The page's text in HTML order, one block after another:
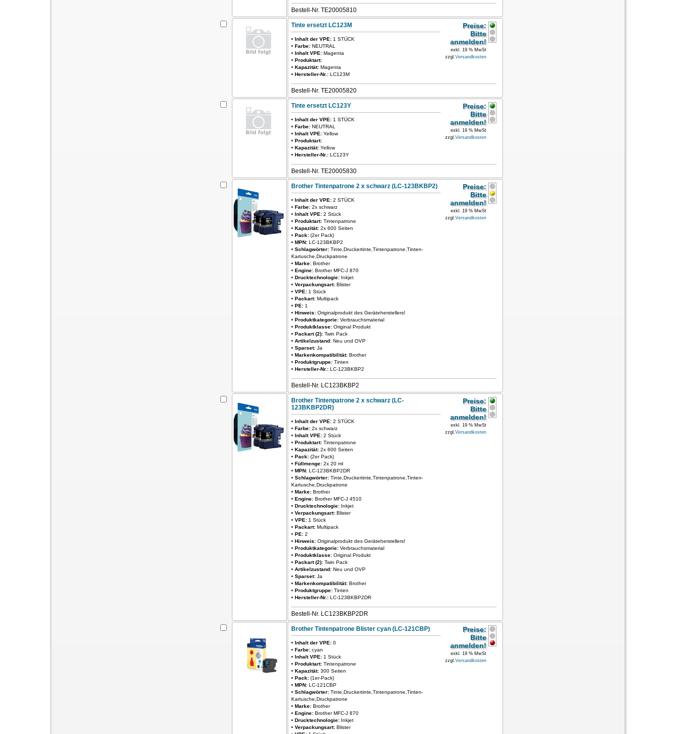
Bestell-Nr. TE20005810
Tinte ersetzt LC123M
• Inhalt der VPE: 1 STÜCK
• Farbe: NEUTRAL
• Inhalt VPE: Magenta
• Produktart:
• Kapazität: Magenta
• Hersteller-Nr.: LC123M
Preise:
Bitte
anmelden!
exkl. 19 % MwSt
zzgl.Versandkosten
Bestell-Nr. TE20005820
Tinte ersetzt LC123Y
• Inhalt der VPE: 1 STÜCK
• Farbe: NEUTRAL
• Inhalt VPE: Yellow
• Produktart:
• Kapazität: Yellow
• Hersteller-Nr.: LC123Y
Preise:
Bitte
anmelden!
exkl. 19 % MwSt
zzgl.Versandkosten
Bestell-Nr. TE20005830
Brother Tintenpatrone 2 x schwarz (LC-123BKBP2)
• Inhalt der VPE: 2 STÜCK
• Farbe: 2x schwarz
• Inhalt VPE: 2 Stück
• Produktart: Tintenpatrone
• Kapazität: 2x 600 Seiten
• Pack: (2er Pack)
• MPN: LC-123BKBP2
• Schlagwörter: Tinte,Druckertinte,Tintenpatrone,Tinten-
Kartusche,Druckpatrone
• Marke: Brother
• Engine: Brother MFC-J 870
• Drucktechnologie: Inkjet
• Verpackungsart: Blister
• VPE: 1 Stück
• Packart: Multipack
• PE: 1
• Hinweis: Originalprodukt des Geräteherstellers!
• Produktkategorie: Verbrauchsmaterial
• Produktklasse: Original Produkt
• Packart (2): Twin Pack
• Artikelzustand: Neu und OVP
• Sparset: Ja
• Markenkompatibilität: Brother
• Produktgruppe: Tinten
• Hersteller-Nr.: LC-123BKBP2
Preise:
Bitte
anmelden!
exkl. 19 % MwSt
zzgl.Versandkosten
Bestell-Nr. LC123BKBP2
Brother Tintenpatrone 2 x schwarz (LC-
123BKBP2DR)
• Inhalt der VPE: 2 STÜCK
• Farbe: 2x schwarz
• Inhalt VPE: 2 Stück
• Produktart: Tintenpatrone
• Kapazität: 2x 600 Seiten
• Pack: (2er Pack)
• Füllmenge: 2x 20 ml
• MPN: LC-123BKBP2DR
• Schlagwörter: Tinte,Druckertinte,Tintenpatrone,Tinten-
Kartusche,Druckpatrone
• Marke: Brother
• Engine: Brother MFC-J 4510
• Drucktechnologie: Inkjet
• Verpackungsart: Blister
• VPE: 1 Stück
• Packart: Multipack
• PE: 2
• Hinweis: Originalprodukt des Geräteherstellers!
• Produktkategorie: Verbrauchsmaterial
• Produktklasse: Original Produkt
• Packart (2): Twin Pack
• Artikelzustand: Neu und OVP
• Sparset: Ja
• Markenkompatibilität: Brother
• Produktgruppe: Tinten
• Hersteller-Nr.: LC-123BKBP2DR
Preise:
Bitte
anmelden!
exkl. 19 % MwSt
zzgl.Versandkosten
Bestell-Nr. LC123BKBP2DR
Brother Tintenpatrone Blister cyan (LC-121CBP)
• Inhalt der VPE: 0
• Farbe: cyan
• Inhalt VPE: 1 Stück
• Produktart: Tintenpatrone
• Kapazität: 300 Seiten
• Pack: (1er-Pack)
• MPN: LC-121CBP
• Schlagwörter: Tinte,Druckertinte,Tintenpatrone,Tinten-
Kartusche,Druckpatrone
• Marke: Brother
• Engine: Brother MFC-J 870
• Drucktechnologie: Inkjet
• Verpackungsart: Blister
Preise:
Bitte
anmelden!
exkl. 19 % MwSt
zzgl.Versandkosten